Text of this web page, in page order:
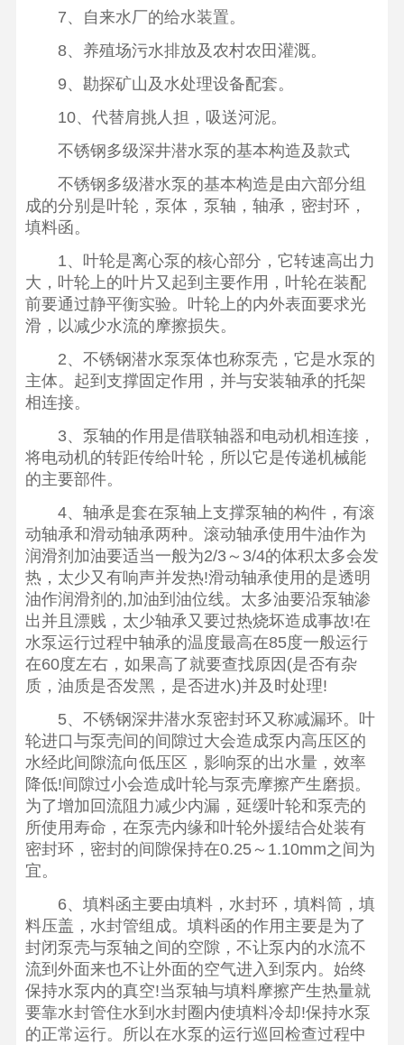
7、自来水厂的给水装置。
8、养殖场污水排放及农村农田灌溉。
9、勘探矿山及水处理设备配套。
10、代替肩挑人担，吸送河泥。
不锈钢多级深井潜水泵的基本构造及款式
不锈钢多级潜水泵的基本构造是由六部分组
成的分别是叶轮，泵体，泵轴，轴承，密封环，
填料函。
1、叶轮是离心泵的核心部分，它转速高出力
大，叶轮上的叶片又起到主要作用，叶轮在装配
前要通过静平衡实验。叶轮上的内外表面要求光
滑，以减少水流的摩擦损失。
2、不锈钢潜水泵泵体也称泵壳，它是水泵的
主体。起到支撑固定作用，并与安装轴承的托架
相连接。
3、泵轴的作用是借联轴器和电动机相连接，
将电动机的转距传给叶轮，所以它是传递机械能
的主要部件。
4、轴承是套在泵轴上支撑泵轴的构件，有滚
动轴承和滑动轴承两种。滚动轴承使用牛油作为
润滑剂加油要适当一般为2/3～3/4的体积太多会发
热，太少又有响声并发热!滑动轴承使用的是透明
油作润滑剂的,加油到油位线。太多油要沿泵轴渗
出并且漂贱，太少轴承又要过热烧坏造成事故!在
水泵运行过程中轴承的温度最高在85度一般运行
在60度左右，如果高了就要查找原因(是否有杂
质，油质是否发黑，是否进水)并及时处理!
5、不锈钢深井潜水泵密封环又称减漏环。叶
轮进口与泵壳间的间隙过大会造成泵内高压区的
水经此间隙流向低压区，影响泵的出水量，效率
降低!间隙过小会造成叶轮与泵壳摩擦产生磨损。
为了增加回流阻力减少内漏，延缓叶轮和泵壳的
所使用寿命，在泵壳内缘和叶轮外援结合处装有
密封环，密封的间隙保持在0.25～1.10mm之间为
宜。
6、填料函主要由填料，水封环，填料筒，填
料压盖，水封管组成。填料函的作用主要是为了
封闭泵壳与泵轴之间的空隙，不让泵内的水流不
流到外面来也不让外面的空气进入到泵内。始终
保持水泵内的真空!当泵轴与填料摩擦产生热量就
要靠水封管住水到水封圈内使填料冷却!保持水泵
的正常运行。所以在水泵的运行巡回检查过程中